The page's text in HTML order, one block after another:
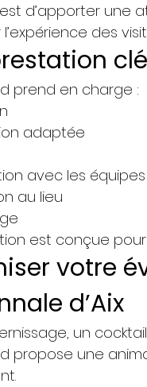
est d’apporter une
des
prend en charge :
adaptée
avec les équipes
au lieu
est conçue pour
votre
d’Aix
un
propose une